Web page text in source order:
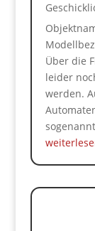
Über die
leider
werden.